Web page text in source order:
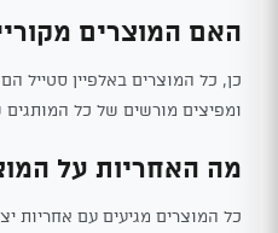
האם המוצרים
ומפיצים מורשים של כל המותגים
מה האחריות על
כל המוצרים מגיעים עם אחריות